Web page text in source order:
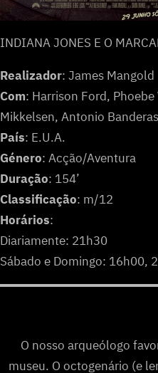
INDIANA JONES E O
Realizador: James Mangold
Com: Harrison Ford,
Mikkelsen, Antonio Banderas
País: E.U.A.
Género: Acção/Aventura
Duração: 154’
Classificação: m/12
Horários:
Diariamente: 21h30
Sábado e Domingo: 16h00,
O nosso arqueólogo
museu. O octogenário (e